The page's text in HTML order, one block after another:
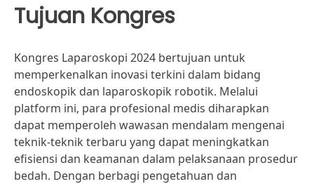
Tujuan Kongres
Kongres Laparoskopi 2024 bertujuan untuk
memperkenalkan inovasi terkini dalam bidang
endoskopik dan laparoskopik robotik. Melalui
platform ini, para profesional medis diharapkan
dapat memperoleh wawasan mendalam mengenai
teknik-teknik terbaru yang dapat meningkatkan
efisiensi dan keamanan dalam pelaksanaan prosedur
bedah. Dengan berbagi pengetahuan dan